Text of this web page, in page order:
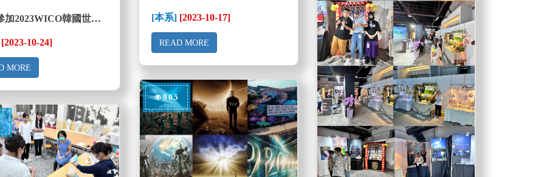
恭喜 參加2023WICO韓國世界發明競賽 榮獲銀牌
[2023-10-24]
MORE
[本系] [2023-10-17]
READ MORE
905